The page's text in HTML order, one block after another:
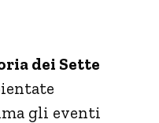
dei Sette
gli eventi